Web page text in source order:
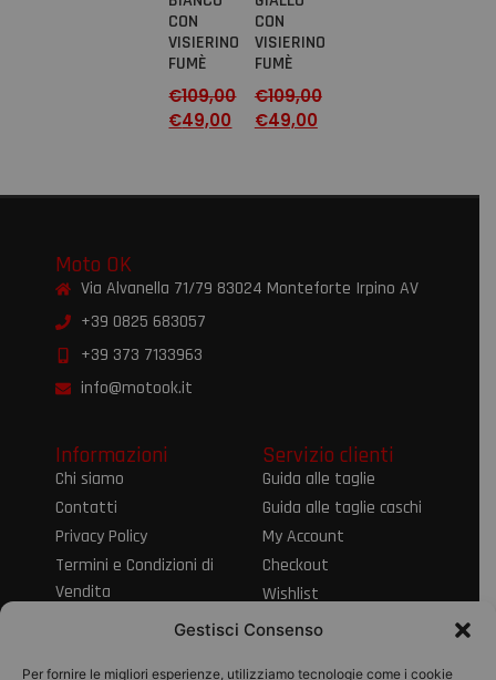
Gestisci Consenso
Per fornire le migliori esperienze, utilizziamo tecnologie come i cookie
CON
VISIERINO
FUMÈ
€109,00
€49,00
CON
VISIERINO
FUMÈ
€109,00
€49,00
Moto OK
Via Alvanella 71/79 83024 Monteforte Irpino AV
+39 0825 683057
+39 373 7133963
info@motook.it
Informazioni
Chi siamo
Contatti
Privacy Policy
Termini e Condizioni di
Vendita
Informativa sul Diritto
Servizio clienti
Guida alle taglie
Guida alle taglie caschi
My Account
Checkout
Wishlist
Spedizioni e resi